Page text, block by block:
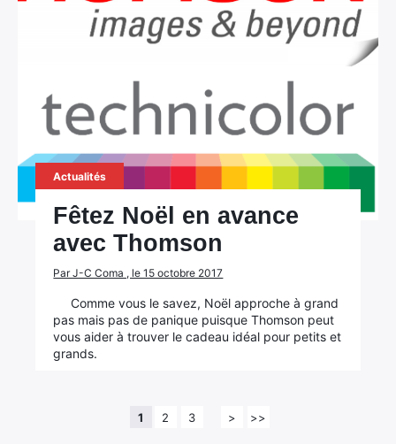
Actualités
Fêtez Noël en avance
avec Thomson
Par J-C Coma , le 15 octobre 2017
Comme vous le savez, Noël approche à grand
pas mais pas de panique puisque Thomson peut
vous aider à trouver le cadeau idéal pour petits et
grands.
1 2 3 > >>